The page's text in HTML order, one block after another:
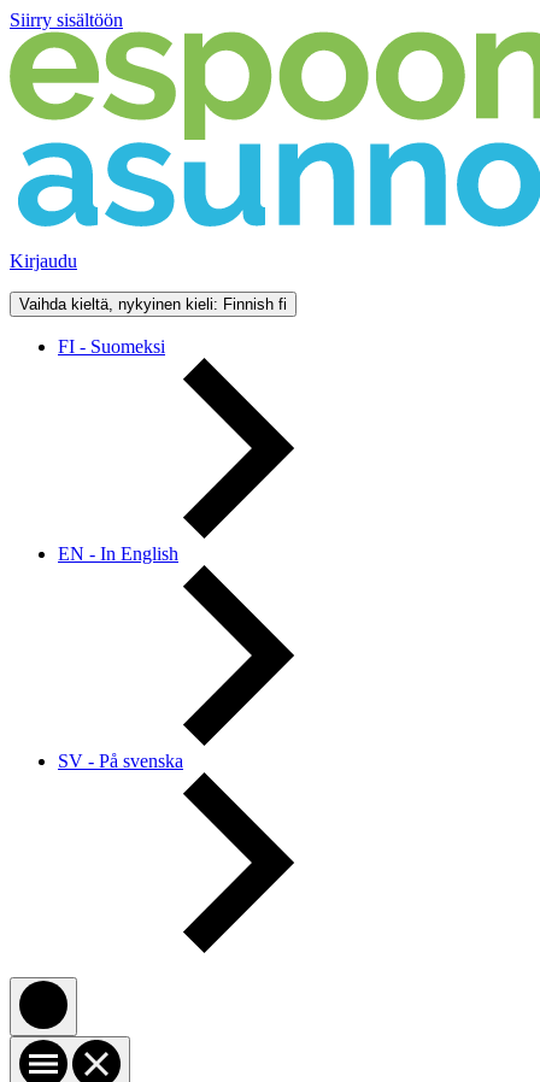
Siirry sisältöön
Kirjaudu
Vaihda kieltä, nykyinen kieli: Finnish fi
FI - Suomeksi
EN - In English
SV - På svenska